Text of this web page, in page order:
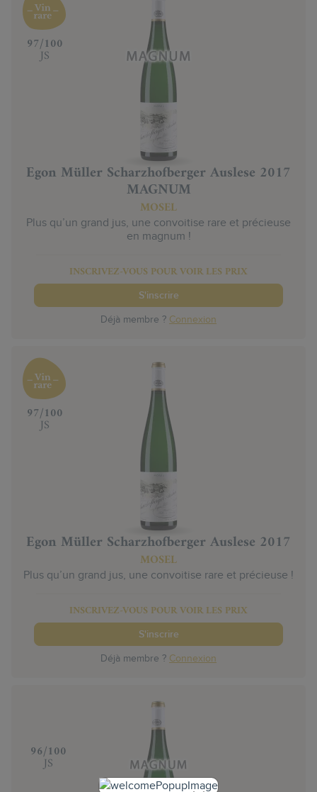
‍97/100
JS
Egon Müller Scharzhofberger Auslese 2017
MAGNUM
MOSEL
Plus qu’un grand jus, une convoitise rare et précieuse
en magnum !
INSCRIVEZ-VOUS POUR VOIR LES PRIX
S'inscrire
Déjà membre ? Connexion
‍97/100
JS
Egon Müller Scharzhofberger Auslese 2017
MOSEL
Plus qu’un grand jus, une convoitise rare et précieuse !
INSCRIVEZ-VOUS POUR VOIR LES PRIX
S'inscrire
Déjà membre ? Connexion
‍96/100
JS